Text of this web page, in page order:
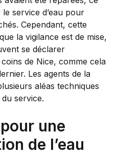
service d’eau pour
Cependant, cette
la vigilance est de mise,
se déclarer
de Nice, comme cela
Les agents de la
aléas techniques
service.
une
de l’eau